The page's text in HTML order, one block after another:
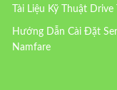
Tài Liệu Kỹ Thuật
Hướng Dẫn Cài Đặt
Namfare